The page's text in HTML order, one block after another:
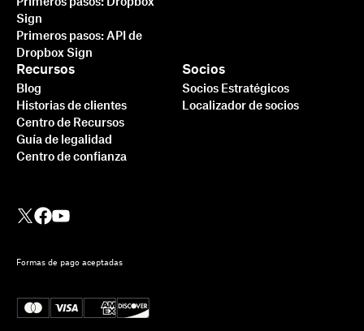
Sign
Primeros pasos: API de
Dropbox Sign
Recursos
Blog
Historias de clientes
Centro de Recursos
Guía de legalidad
Centro de confianza
Socios
Socios Estratégicos
Localizador de socios
Formas de pago aceptadas